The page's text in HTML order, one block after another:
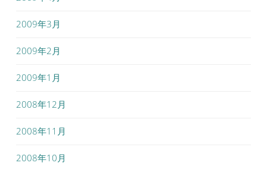
2009年3月
2009年2月
2009年1月
2008年12月
2008年11月
2008年10月